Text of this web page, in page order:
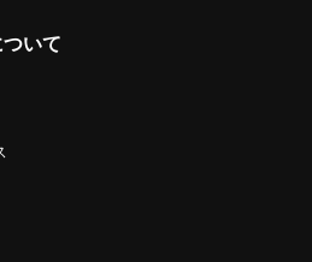
いて